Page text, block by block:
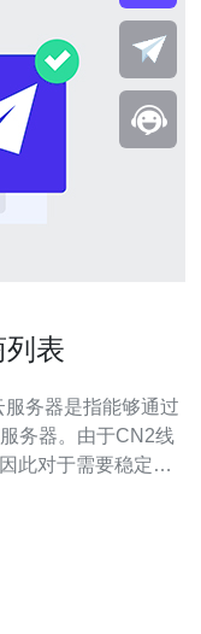
列表
务器。由于CN2线
此对于需要稳定访